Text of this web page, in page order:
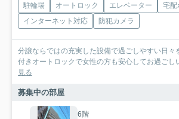
駐輪場 オートロック エレベーター
宅配
インターネット対応
防犯カメラ
分譲ならではの充実した設備で過ごしやすい日
付きオートロックで女性の方も安心してお過ごし
見る
募集中の部屋
6階